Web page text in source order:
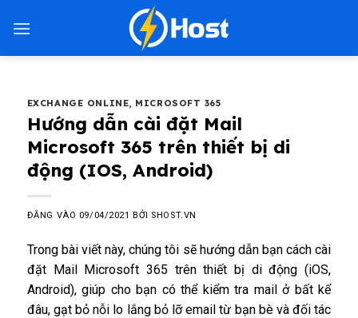
qua
EXCHANGE ONLINE, MICROSOFT 365
Hướng dẫn cài đặt Mail
Microsoft 365 trên thiết bị di
động (IOS, Android)
ĐĂNG VÀO 09/04/2021 BỞI SHOST.VN
Trong bài viết này, chúng tôi sẽ hướng dẫn bạn cách cài
đặt Mail Microsoft 365 trên thiết bị di động (iOS,
Android), giúp cho bạn có thể kiểm tra mail ở bất kể
đâu, gạt bỏ nỗi lo lắng bỏ lỡ email từ bạn bè và đối tác